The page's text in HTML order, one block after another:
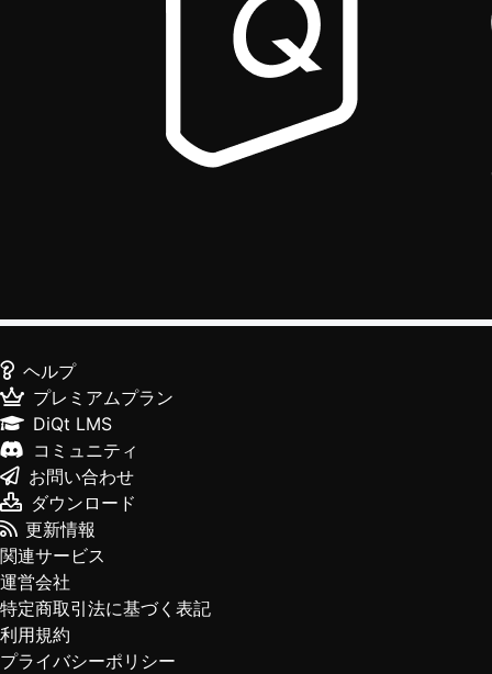
ヘルプ
プレミアムプラン
DiQt LMS
コミュニティ
お問い合わせ
ダウンロード
更新情報
関連サービス
運営会社
特定商取引法に基づく表記
利用規約
プライバシーポリシー